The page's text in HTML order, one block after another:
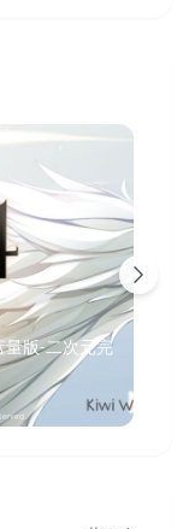
量版-二次元完